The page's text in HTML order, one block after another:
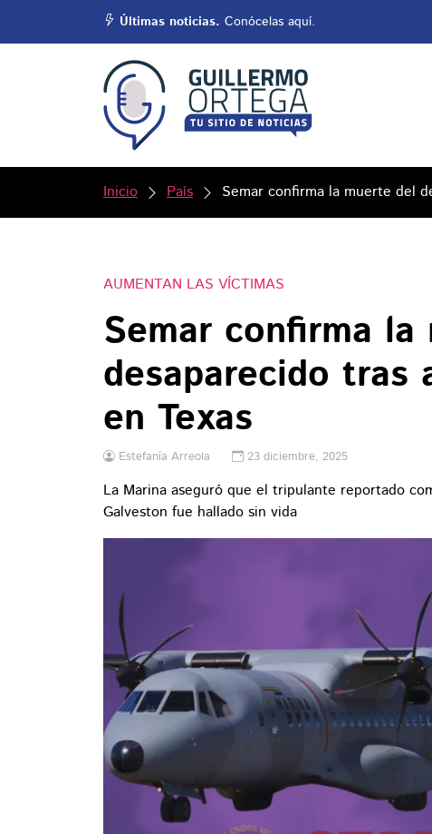
Últimas noticias. Conócelas aquí.
Inicio País Semar confirma la muerte del
AUMENTAN LAS VÍCTIMAS
Semar confirma
desaparecido tras
en Texas
Estefanía Arreola 23 diciembre, 2025
La Marina aseguró que el tripulante reportado
Galveston fue hallado sin vida